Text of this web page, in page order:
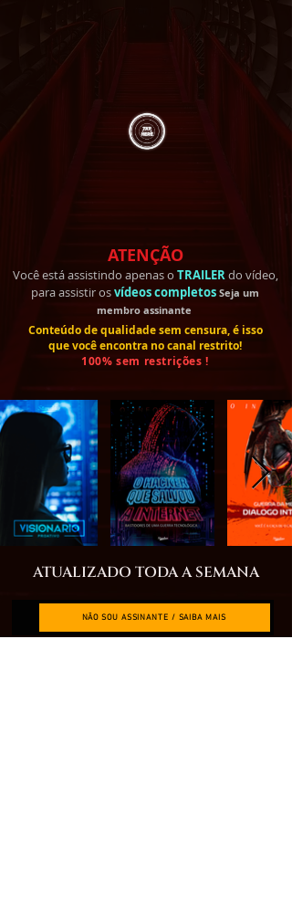
ATENÇÃO
Você está assistindo apenas o TRAILERdo vídeo,
para assistir osvídeos completos Seja um
membroassinante
Conteúdo de qualidade sem censura, é isso
que você encontra no canal restrito!
100% sem restrições !
ATUALIZADO TODA A SEMANA
NÃO SOU ASSINANTE / SAIBA MAIS